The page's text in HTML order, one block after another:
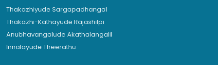
Thakazhiyude Sargapadhangal
Thakazhi-Kathayude Rajashilpi
Anubhavangalude Akathalangalil
Innalayude Theerathu